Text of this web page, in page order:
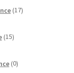
17izdelkov
15izdelkov
0izdelkov